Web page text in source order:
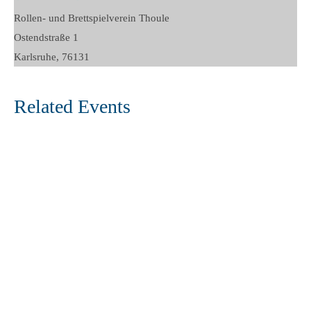
Rollen- und Brettspielverein Thoule
Ostendstraße 1
Karlsruhe, 76131
Related Events